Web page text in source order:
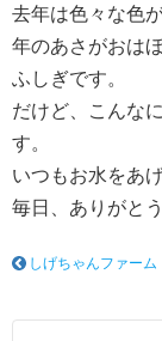
去年は色々な色
年のあさがおは
ふしぎです。
だけど、こんな
す。
いつもお水をあ
毎日、ありがと
しげちゃんファーム